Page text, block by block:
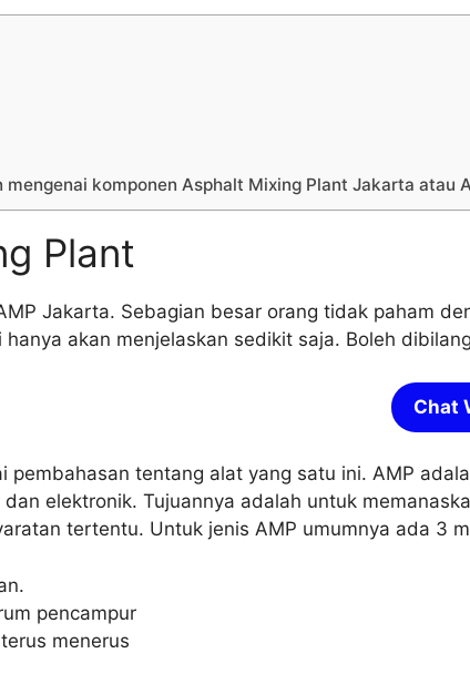
komponen Asphalt Mixing Plant Jakarta atau
Plant
Jakarta. Sebagian besar orang tidak paham
akan menjelaskan sedikit saja. Boleh
Chat
pembahasan tentang alat yang satu ini. AMP
elektronik. Tujuannya adalah untuk
tertentu. Untuk jenis AMP umumnya ada 3
pencampur
menerus